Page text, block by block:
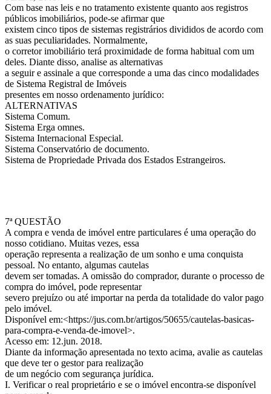
Com base nas leis e no tratamento existente quanto aos registros
públicos imobiliários, pode-se afirmar que
existem cinco tipos de sistemas registrários divididos de acordo com
as suas peculiaridades. Normalmente,
o corretor imobiliário terá proximidade de forma habitual com um
deles. Diante disso, analise as alternativas
a seguir e assinale a que corresponde a uma das cinco modalidades
de Sistema Registral de Imóveis
presentes em nosso ordenamento jurídico:
ALTERNATIVAS
Sistema Comum.
Sistema Erga omnes.
Sistema Internacional Especial.
Sistema Conservatório de documento.
Sistema de Propriedade Privada dos Estados Estrangeiros.
7ª QUESTÃO
A compra e venda de imóvel entre particulares é uma operação do
nosso cotidiano. Muitas vezes, essa
operação representa a realização de um sonho e uma conquista
pessoal. No entanto, algumas cautelas
devem ser tomadas. A omissão do comprador, durante o processo de
compra do imóvel, pode representar
severo prejuízo ou até importar na perda da totalidade do valor pago
pelo imóvel.
Disponível em:<https://jus.com.br/artigos/50655/cautelas-basicas-
para-compra-e-venda-de-imovel>.
Acesso em: 12.jun. 2018.
Diante da informação apresentada no texto acima, avalie as cautelas
que deve ter o gestor para realização
de um negócio com segurança jurídica.
I. Verificar o real proprietário e se o imóvel encontra-se disponível